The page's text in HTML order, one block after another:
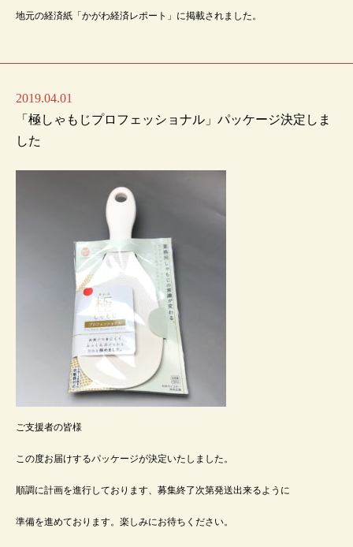
地元の経済紙「かがわ経済レポート」に掲載されました。
2019.04.01
「極しゃもじプロフェッショナル」パッケージ決定しま
した
ご支援者の皆様
この度お届けするパッケージが決定いたしました。
順調に計画を進行しております、募集終了次第発送出来るように
準備を進めております。楽しみにお待ちください。